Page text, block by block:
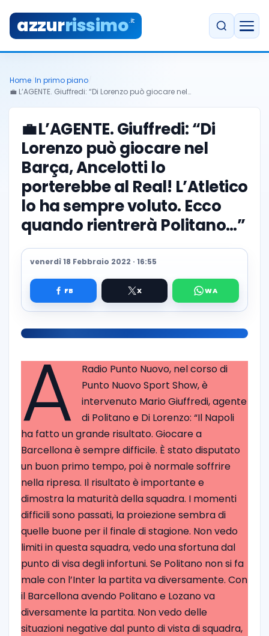
azzurrissimo.it
Home In primo piano
💼 L’AGENTE. Giuffredi: “Di Lorenzo può giocare nel…
💼L’AGENTE. Giuffredi: “Di
Lorenzo può giocare nel
Barça, Ancelotti lo
porterebbe al Real! L’Atletico
lo ha sempre voluto. Ecco
quando rientrerà Politano…”
venerdì 18 Febbraio 2022 · 16:55
A
Radio Punto Nuovo, nel corso di
Punto Nuovo Sport Show, è
intervenuto Mario Giuffredi, agente
di Politano e Di Lorenzo: “Il Napoli
ha fatto un grande risultato. Giocare a
Barcellona è sempre difficile. È stato disputato
un buon primo tempo, poi è normale soffrire
nella ripresa. Il risultato è importante e
dimostra la maturità della squadra. I momenti
difficili sono passati, la proiezione sembra di
quelle buone per il finale di stagione. Non vedo
limiti in questa squadra, vedo una sfortuna dal
punto di visa degli infortuni. Se Politano non si fa
male con l’Inter la partita va diversamente. Con
il Barcellona avendo Politano e Lozano va
diversamente la partita. Non vedo delle
situazioni negative dal punto di vista di squadra,